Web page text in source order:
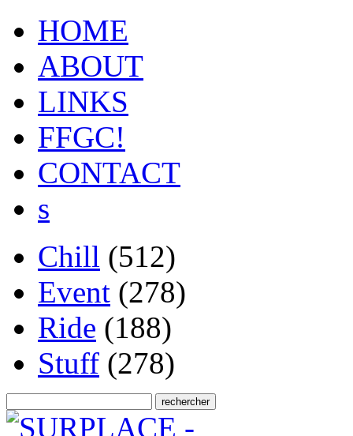
HOME
ABOUT
LINKS
FFGC!
CONTACT
s
Chill (512)
Event (278)
Ride (188)
Stuff (278)